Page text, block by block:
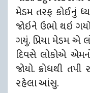
મેડમ તરફ કોઈનું
જોઇને ઉભો થઇ
ગયું. પ્રિયા મેડમ
દિવસે લોકોએ
જોયો. ક્રોધથી
રહેલા આંસુ.